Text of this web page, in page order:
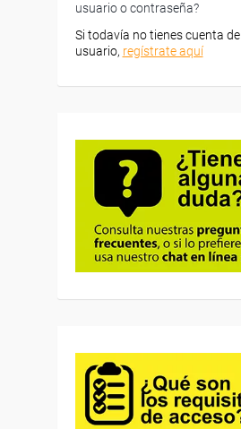
usuario o contraseña?
Si todavía no tienes cuenta de
usuario, regístrate aquí